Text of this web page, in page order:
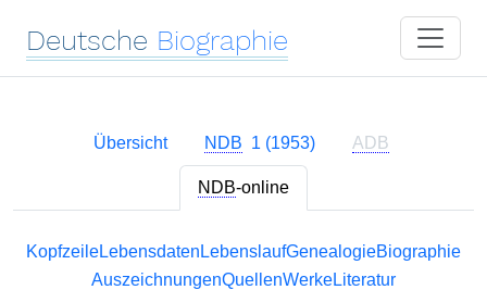
Deutsche Biographie
Übersicht NDB 1 (1953) ADB
NDB-online
KopfzeileLebensdaten LebenslaufGenealogieBiographie
AuszeichnungenQuellenWerkeLiteratur